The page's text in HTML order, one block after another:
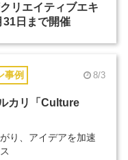
クリエイティブエキ
31日まで開催
事例 8/3
カリ「Culture
り、アイデアを加速